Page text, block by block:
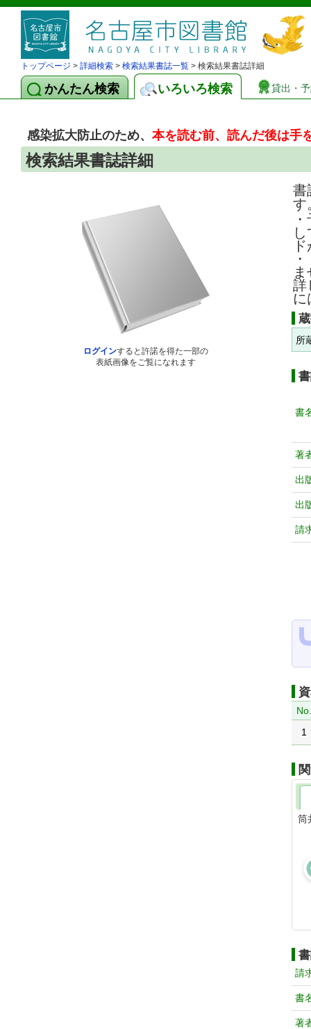
トップページ > 詳細検索 > 検索結果書誌一覧 > 検索結果書誌詳細
かんたん検索 いろいろ検索 貸出・
感染拡大防止のため、本を読む前、読んだ後は手
検索結果書誌詳細
ログインすると許諾を得た一部の
表紙画像をご覧になれます
書
す
詳
に
所
書
著
出
出
請
1
筒
請
書
著